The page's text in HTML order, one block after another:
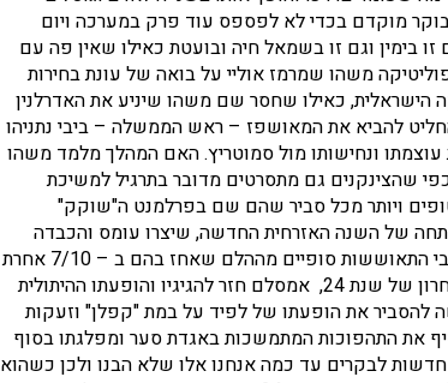
בוקר מוקדם בכדי לא לפספס עוד פרק במערכה ויום
בימין וגם זו בשמאל חיה ובועטת כאילו שאין פה עם
משהו שמרמז אוליי על בואה של עונת בחירות
הישראלית, כאילו שחסר שם משהו שיניע את האדרלנין
מסיבת סיום שנת 24 וניסיון לאישור סעיפי תקציב המדינה לשנת 25 החליט להביא את המאושפז – ראש הממשלה – ביבי נתניהו
ונחישותו מול סמוטריץ. האם המהלך מלמד משהו
שהצינקנים גם מתסרטים מדובר בתרגיל למשיכת
ויותר מכל סביר שהם שם בפרלמנט ה"שוקק"
של השנה האזרחית החדשה, שיצרו עומס והכבדה
נוראית על כולנו. בכל מקרה בעיקר ניתן ללמוד שחברנו שם – 120 נציגינו בשלבי התאוששות סופיים מההלם שאחז בהם ב – 7/10 אחרת
קשה להסביר את ההתנהלות הזו ושוב חזרנו לראות זאת בדיוני הכנסת ביומה האחרון של שנת 24, אמסלם חזר להגיגיו והופעתו ההיתולית
להסביר את הופעתו של לפיד על במת "קפלן" וזעקות
את התהפוכות המתמשכות באגדת סער ומפלגתו בסוף
בצורה הכי "ישרה" מבהיר חדשות לבקרים עד כמה אנחנו אלו שלא הבנו ולכן כשהוא